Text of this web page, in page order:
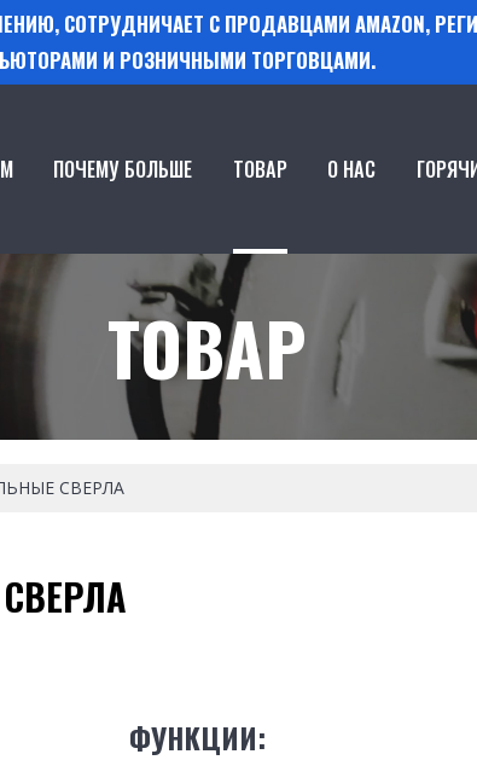
СОТРУДНИЧАЕТ С ПРОДАВЦАМИ AMAZON,
И РОЗНИЧНЫМИ ТОРГОВЦАМИ.
ПОЧЕМУ БОЛЬШЕ ТОВАР О НАС
ТОВАР
СВЕРЛА
ФУНКЦИИ: